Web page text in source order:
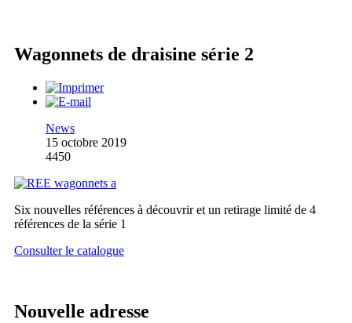
Wagonnets de draisine série 2
News
15 octobre 2019
4450
Six nouvelles références à découvrir et un retirage limité de 4
références de la série 1
Consulter le catalogue
Nouvelle adresse